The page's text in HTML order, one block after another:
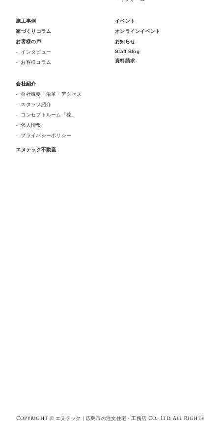
施工事例
家づくりコラム
お客様の声
インタビュー
お客様コラム
イベント
オンラインイベント
お知らせ
Staff Blog
資料請求
会社紹介
会社概要・沿革・アクセス
スタッフ紹介
コンセプトルーム「檪」
求人情報
プライバシーポリシー
エヌテック不動産
Copyright ©エヌテック｜広島市の注文住宅・工務店 Co., Ltd. All Rights